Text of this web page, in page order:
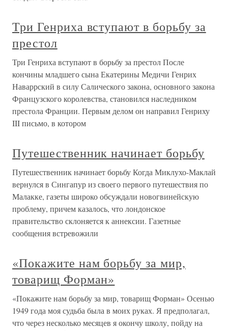
Три Генриха вступают в борьбу за
престол
Три Генриха вступают в борьбу за престол После
кончины младшего сына Екатерины Медичи Генрих
Наваррский в силу Салического закона, основного закона
Французского королевства, становился наследником
престола Франции. Первым делом он направил Генриху
III письмо, в котором
Путешественник начинает борьбу
Путешественник начинает борьбу Когда Миклухо-Маклай
вернулся в Сингапур из своего первого путешествия по
Малакке, газеты широко обсуждали новогвинейскую
проблему, причем казалось, что лондонское
правительство склоняется к аннексии. Газетные
сообщения встревожили
«Покажите нам борьбу за мир,
товарищ Форман»
«Покажите нам борьбу за мир, товарищ Форман» Осенью
1949 года моя судьба была в моих руках. Я предполагал,
что через несколько месяцев я окончу школу, пойду на